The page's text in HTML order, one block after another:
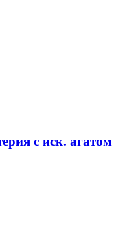
с иск. агатом